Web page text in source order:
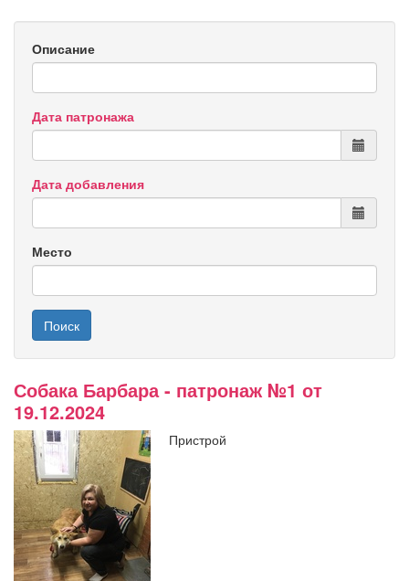
Описание
Дата патронажа
Дата добавления
Место
Поиск
Собака Барбара - патронаж №1 от
19.12.2024
Пристрой